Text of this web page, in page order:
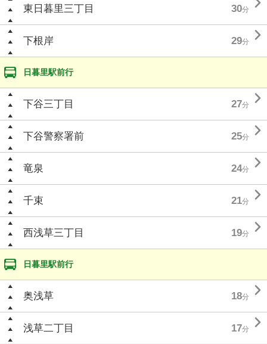
東日暮里三丁目 30分
下根岸 29分 
日暮里駅前行
下谷三丁目 27分 
下谷警察署前 25分 
竜泉 24分 
千束 21分 
西浅草三丁目 19分 
日暮里駅前行
奥浅草 18分 
浅草二丁目 17分 